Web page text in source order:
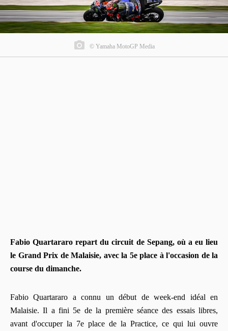
© Yamaha MotoGP Media
Fabio Quartararo repart du circuit de Sepang, où a eu lieu
le Grand Prix de Malaisie, avec la 5e place à l'occasion de la
course du dimanche.
Fabio Quartararo a connu un début de week-end idéal en
Malaisie. Il a fini 5e de la première séance des essais libres,
avant d'occuper la 7e place de la Practice, ce qui lui ouvre